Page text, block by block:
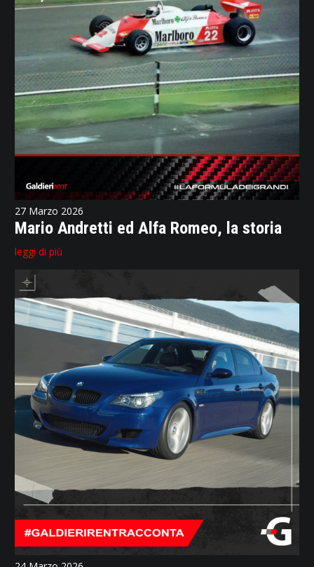
27 Marzo 2026
Mario Andretti ed Alfa Romeo, la storia
leggi di più